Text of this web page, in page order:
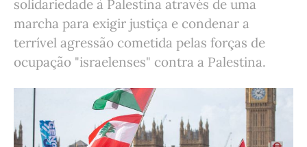
solidariedade à Palestina através de uma
marcha para exigir justiça e condenar a
terrível agressão cometida pelas forças de
ocupação "israelenses" contra a Palestina.